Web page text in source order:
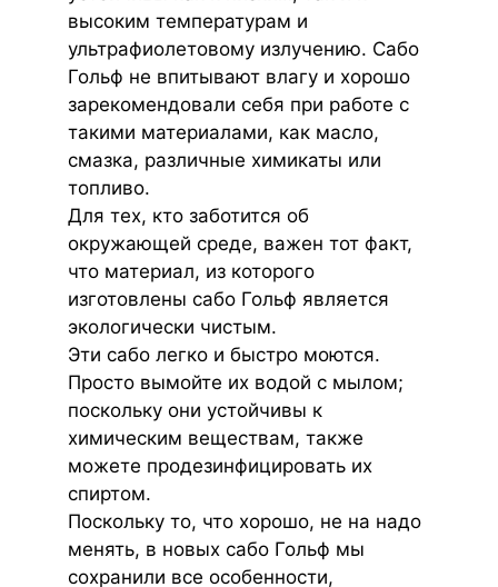
высоким температурам и
ультрафиолетовому излучению. Сабо
Гольф не впитывают влагу и хорошо
зарекомендовали себя при работе с
такими материалами, как масло,
смазка, различные химикаты или
топливо.
Для тех, кто заботится об
окружающей среде, важен тот факт,
что материал, из которого
изготовлены сабо Гольф является
экологически чистым.
Эти сабо легко и быстро моются.
Просто вымойте их водой с мылом;
поскольку они устойчивы к
химическим веществам, также
можете продезинфицировать их
спиртом.
Поскольку то, что хорошо, не на надо
менять, в новых сабо Гольф мы
сохранили все особенности,